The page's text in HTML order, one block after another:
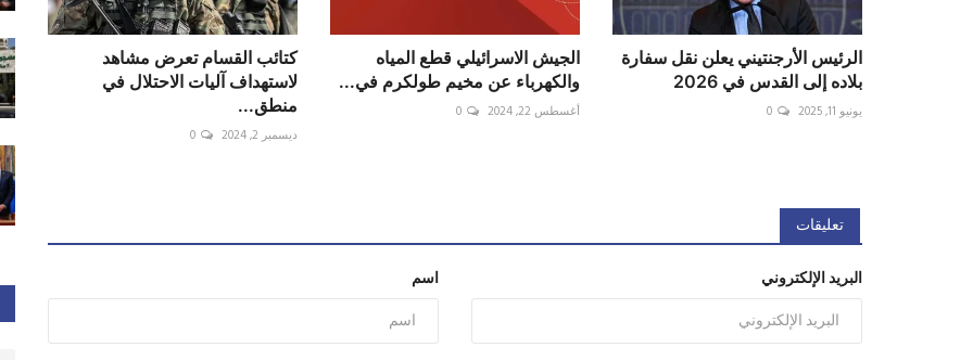
الرئيس الأرجنتيني يعلن نقل سفارة
بلاده إلى القدس في 2026
يونيو 11, 2025 0
الجيش الاسرائيلي قطع المياه
والكهرباء عن مخيم طولكرم في...
أغسطس 22, 2024 0
كتائب القسام تعرض مشاهد
لاستهداف آليات الاحتلال في
منطق...
ديسمبر 2, 2024 0
تعليقات
اسم البريد الإلكتروني